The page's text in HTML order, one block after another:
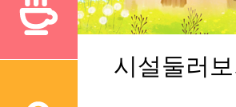
시설둘러